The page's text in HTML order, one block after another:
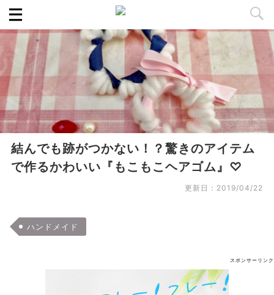
結んでも跡がつかない！？驚きのアイテム
で作るかわいい『もこもこヘアゴム』♡
更新日： 2019/04/22
ハンドメイド
スポンサーリンク